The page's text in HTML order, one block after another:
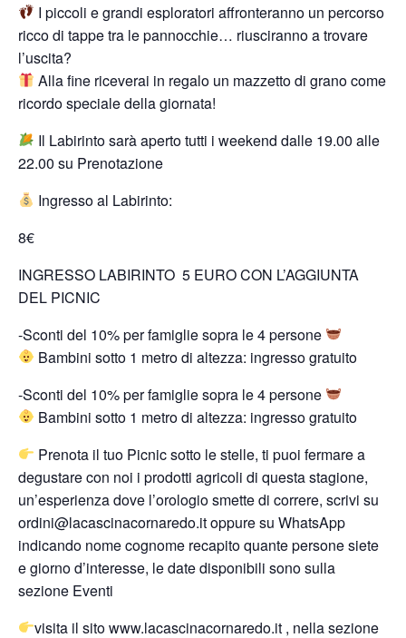
I piccoli e grandi esploratori affronteranno un percorso
ricco di tappe tra le pannocchie… riusciranno a trovare
l’uscita?
Alla fine riceverai in regalo un mazzetto di grano come
ricordo speciale della giornata!
Il Labirinto sarà aperto tutti i weekend dalle 19.00 alle
22.00 su Prenotazione
Ingresso al Labirinto:
8€
INGRESSO LABIRINTO 5 EURO CON L’AGGIUNTA
DEL PICNIC
-Sconti del 10% per famiglie sopra le 4 persone
Bambini sotto 1 metro di altezza: ingresso gratuito
-Sconti del 10% per famiglie sopra le 4 persone
Bambini sotto 1 metro di altezza: ingresso gratuito
Prenota il tuo Picnic sotto le stelle, ti puoi fermare a
degustare con noi i prodotti agricoli di questa stagione,
un’esperienza dove l’orologio smette di correre, scrivi su
ordini@lacascinacornaredo.it oppure su WhatsApp
indicando nome cognome recapito quante persone siete
e giorno d’interesse, le date disponibili sono sulla
sezione Eventi
visita il sito www.lacascinacornaredo.it , nella sezione